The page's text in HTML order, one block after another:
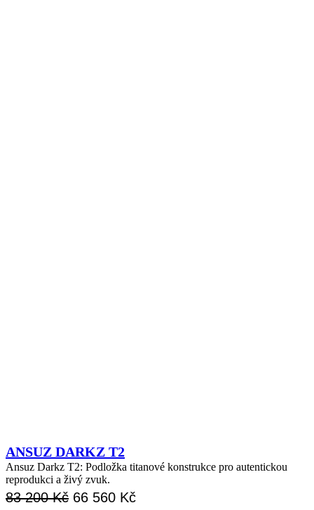
ANSUZ DARKZ T2
Ansuz Darkz T2: Podložka titanové konstrukce pro autentickou
reprodukci a živý zvuk.
83 200Kč Původní
66 560 KčAktuální